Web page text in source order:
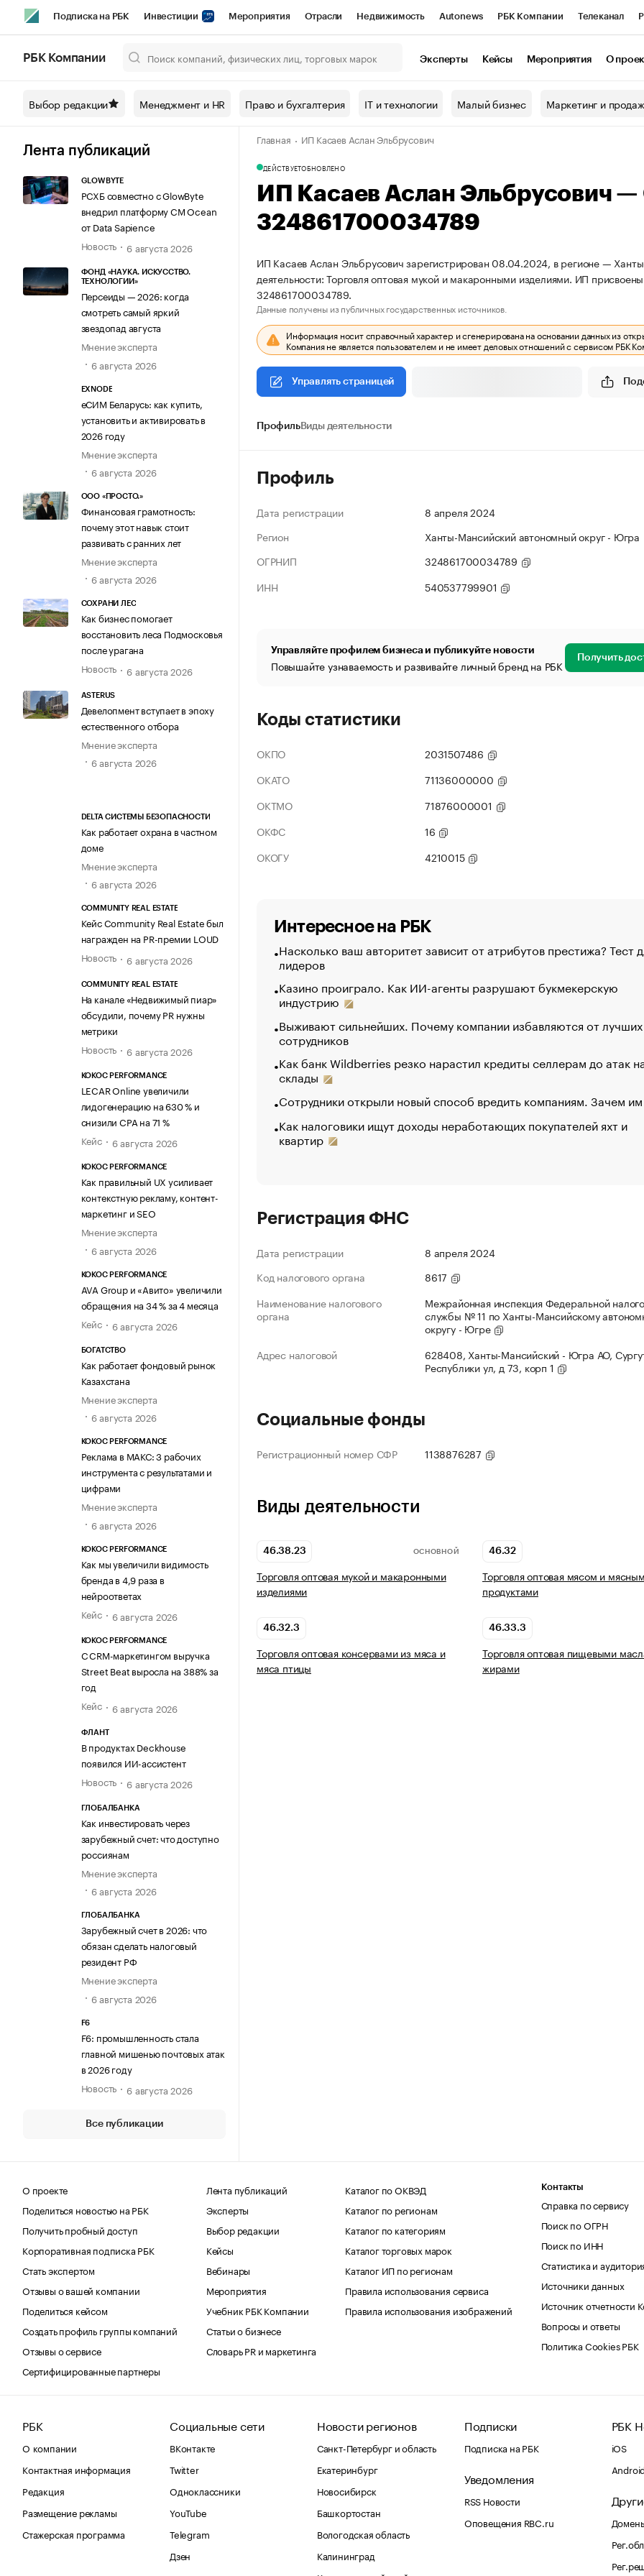
Подписка на РБК Инвестиции Мероприятия Отрасли Недвижимость Autonews РБК Компании Телеканал
Спецпроекты СПб Конференции СПб Спецпроекты Проверка контрагентов
Технологии и медиа Рынок наличной валюты
РБК Компании Эксперты Кейсы Мероприятия О
Выбор редакции Менеджмент и HR Право и бухгалтерия IT и технологии Малый бизнес Маркетинг и
Лента публикаций
GLOWBYTE
РСХБ совместно с GlowByte
внедрил платформу CM Ocean
от Data Sapience
Новость
6 августа 2026
ФОНД «НАУКА. ИСКУССТВО.
ТЕХНОЛОГИИ»
Персеиды — 2026: когда
смотреть самый яркий
звездопад августа
Мнение эксперта
6 августа 2026
EXNODE
еСИМ Беларусь: как купить,
установить и активировать в
2026 году
Мнение эксперта
6 августа 2026
ООО «ПРОСТО.»
Финансовая грамотность:
почему этот навык стоит
развивать с ранних лет
Мнение эксперта
6 августа 2026
СОХРАНИ ЛЕС
Как бизнес помогает
восстановить леса Подмосковья
после урагана
Новость
6 августа 2026
ASTERUS
Девелопмент вступает в эпоху
естественного отбора
Мнение эксперта
6 августа 2026
DELTA СИСТЕМЫ БЕЗОПАСНОСТИ
Как работает охрана в частном
доме
Мнение эксперта
6 августа 2026
COMMUNITY REAL ESTATE
Кейс Community Real Estate был
награжден на PR-премии LOUD
Новость
6 августа 2026
COMMUNITY REAL ESTATE
На канале «Недвижимый пиар»
обсудили, почему PR нужны
метрики
Новость
6 августа 2026
KOKOC PERFORMANCE
LECAR Online увеличили
лидогенерацию на 630 % и
снизили CPA на 71 %
Кейс
6 августа 2026
KOKOC PERFORMANCE
Как правильный UX усиливает
контекстную рекламу, контент-
маркетинг и SEO
Мнение эксперта
6 августа 2026
KOKOC PERFORMANCE
AVA Group и «Авито» увеличили
обращения на 34 % за 4 месяца
Кейс
6 августа 2026
БОГАТСТВО
Как работает фондовый рынок
Казахстана
Мнение эксперта
6 августа 2026
KOKOC PERFORMANCE
Реклама в МАКС: 3 рабочих
инструмента с результатами и
цифрами
Мнение эксперта
6 августа 2026
KOKOC PERFORMANCE
Как мы увеличили видимость
бренда в 4,9 раза в
нейроответах
Кейс
6 августа 2026
KOKOC PERFORMANCE
С CRM-маркетингом выручка
Street Beat выросла на 388% за
год
Кейс
6 августа 2026
ФЛАНТ
В продуктах Deckhouse
появился ИИ-ассистент
Новость
6 августа 2026
ГЛОБАЛБАНКА
Как инвестировать через
зарубежный счет: что доступно
россиянам
Мнение эксперта
6 августа 2026
ГЛОБАЛБАНКА
Зарубежный счет в 2026: что
обязан сделать налоговый
резидент РФ
Мнение эксперта
6 августа 2026
F6
F6: промышленность стала
главной мишенью почтовых атак
в 2026 году
Новость
6 августа 2026
Все публикации
Главная ИП Касаев Аслан Эльбрусович
ДЕЙСТВУЕТОБНОВЛЕНО
ИП Касаев Аслан Эльбрусович
324861700034789
ИП Касаев Аслан Эльбрусович зарегистрирован 08.04.2024, в регионе —
деятельности: Торговля оптовая мукой и макаронными изделиями. ИП
324861700034789.
Данные получены из публичных государственных источников.
Информация носит справочный характер и сгенерирована на основании данных из
Компания не является пользователем и не имеет деловых отношений с сервисом РБК
Управлять страницей
ПрофильВиды деятельности
Профиль
Дата регистрации
8 апреля 2024
Регион
Ханты-Мансийский автономный округ - Югра
ОГРНИП
324861700034789
ИНН
540537799901
Управляйте профилем бизнеса и публикуйте новости
Повышайте узнаваемость и развивайте личный бренд на РБК Получить
Коды статистики
ОКПО
2031507486
ОКАТО
71136000000
ОКТМО
71876000001
ОКФС
16
ОКОГУ
4210015
Интересное на РБК
Насколько ваш авторитет зависит от атрибутов престижа? Тест
лидеров
Казино проиграло. Как ИИ-агенты разрушают букмекерскую
индустрию
Выживают сильнейших. Почему компании избавляются от лучших
сотрудников
Как банк Wildberries резко нарастил кредиты селлерам до атак
склады
Сотрудники открыли новый способ вредить компаниям. Зачем
Как налоговики ищут доходы неработающих покупателей яхт и
квартир
Регистрация ФНС
Дата регистрации
8 апреля 2024
Код налогового органа
8617
Наименование налогового
органа
Межрайонная инспекция Федеральной
службы № 11 по Ханты-Мансийскому
округу - Югре
Адрес налоговой
628408, Ханты-Мансийский - Югра АО,
Республики ул, д 73, корп 1
Социальные фонды
Регистрационный номер СФР 1138876287
Виды деятельности
46.38.23 ОСНОВНОЙ
Торговля оптовая мукой и макаронными
изделиями
46.32
Торговля оптовая мясом и
продуктами
46.32.3
Торговля оптовая консервами из мяса и
мяса птицы
46.33.3
Торговля оптовая пищевыми
жирами
О проекте
Поделиться новостью на РБК
Получить пробный доступ
Корпоративная подписка РБК
Стать экспертом
Отзывы о вашей компании
Поделиться кейсом
Создать профиль группы компаний
Отзывы о сервисе
Сертифицированные партнеры
Лента публикаций
Эксперты
Выбор редакции
Кейсы
Вебинары
Мероприятия
Учебник РБК Компании
Статьи о бизнесе
Словарь PR и маркетинга
Каталог по ОКВЭД
Каталог по регионам
Каталог по категориям
Каталог торговых марок
Каталог ИП по регионам
Правила использования сервиса
Правила использования изображений
Контакты
Справка по сервису
Поиск по ОГРН
Поиск по ИНН
Статистика и
Источники данных
Источник отчетности
Вопросы и ответы
Политика Cookies РБК
РБК
О компании
Контактная информация
Редакция
Размещение рекламы
Стажерская программа
Социальные сети
ВКонтакте
Twitter
Одноклассники
YouTube
Telegram
Дзен
Новости регионов
Санкт-Петербург и область
Екатеринбург
Новосибирск
Башкортостан
Вологодская область
Калининград
Подписки
Подписка на РБК
Уведомления
RSS Новости
Оповещения RBC.ru
РБК
iOS